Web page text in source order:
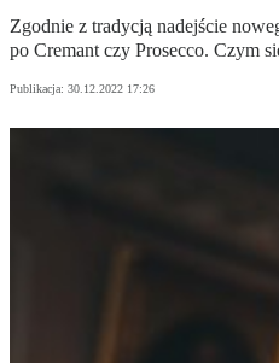
Zgodnie z tradycją nadejście
po Cremant czy Prosecco. Czym
Publikacja: 30.12.2022 17:26